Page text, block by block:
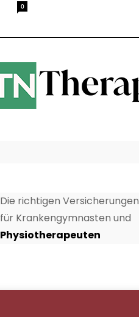
0
Die richtigen Versicherungen
für Krankengymnasten und
Physiotherapeuten